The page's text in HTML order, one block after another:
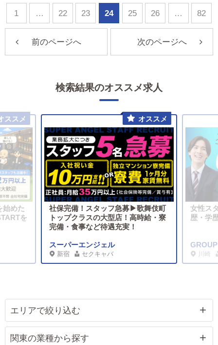
1 … 22 23 24 25 26 … 82
前のページへ 次のページへ
検索結果のオススメ求人
始めた
を
社保完備！スタッフ急募▶歌舞伎町
トップクラスの大型店！高時給・寮
完備・食事など待遇充実！
スーパーエンジェル
新宿 セクキャバ
女性ス
歴・学
川崎
エリアで絞り込む
関東の業種から探す